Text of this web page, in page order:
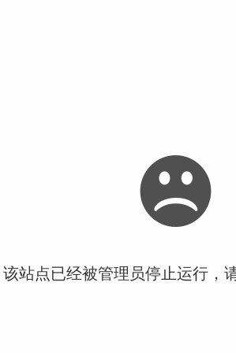
站点已经被管理员停止运行，